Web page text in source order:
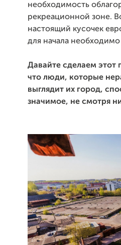
необходимость
рекреационной зоне.
настоящий кусочек
для начала
Давайте сделаем
что люди, которые
выглядит их город,
значимое, не смотря